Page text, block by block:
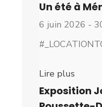
Un été à
6 juin 2026 -
Lire plus
Exposition